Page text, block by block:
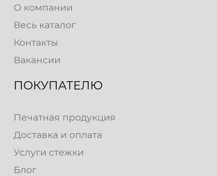
О компании
Весь каталог
Контакты
Вакансии
ПОКУПАТЕЛЮ
Печатная продукция
Доставка и оплата
Услуги стежки
Блог